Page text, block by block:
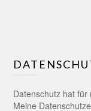
Datenschutz hat
Meine